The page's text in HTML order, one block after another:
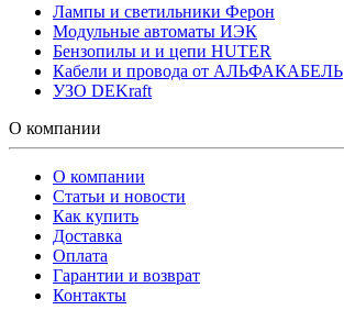
Лампы и светильники Ферон
Модульные автоматы ИЭК
Бензопилы и и цепи HUTER
Кабели и провода от АЛЬФАКАБЕЛЬ
УЗО DEKraft
О компании
О компании
Статьи и новости
Как купить
Доставка
Оплата
Гарантии и возврат
Контакты